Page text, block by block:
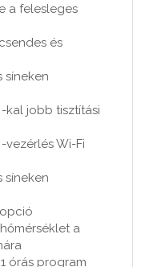
a felesleges
és
síneken
kal jobb tisztítási
Wi-Fi
síneken
a
órás program